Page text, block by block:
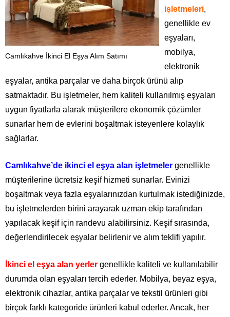
Camlıkahve İkinci El Eşya Alım Satımı
işletmeleri,
genellikle ev
eşyaları,
mobilya,
elektronik
eşyalar, antika parçalar ve daha birçok ürünü alıp
satmaktadır. Bu işletmeler, hem kaliteli kullanılmış eşyaları
uygun fiyatlarla alarak müşterilere ekonomik çözümler
sunarlar hem de evlerini boşaltmak isteyenlere kolaylık
sağlarlar.
Camlıkahve’de ikinci el eşya alan işletmeler genellikle
müşterilerine ücretsiz keşif hizmeti sunarlar. Evinizi
boşaltmak veya fazla eşyalarınızdan kurtulmak istediğinizde,
bu işletmelerden birini arayarak uzman ekip tarafından
yapılacak keşif için randevu alabilirsiniz. Keşif sırasında,
değerlendirilecek eşyalar belirlenir ve alım teklifi yapılır.
İkinci el eşya alan yerler genellikle kaliteli ve kullanılabilir
durumda olan eşyaları tercih ederler. Mobilya, beyaz eşya,
elektronik cihazlar, antika parçalar ve tekstil ürünleri gibi
birçok farklı kategoride ürünleri kabul ederler. Ancak, her